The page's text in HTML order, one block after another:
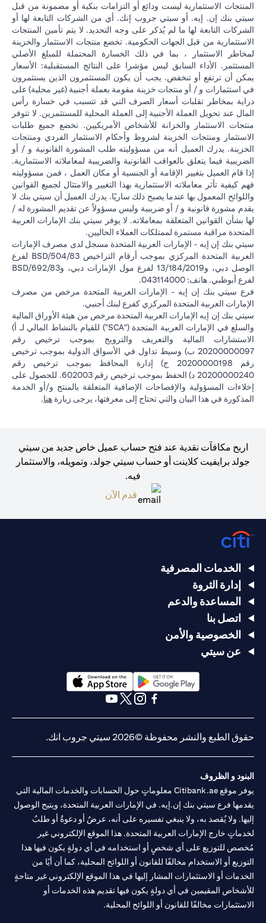
المنتجات الاستثمارية ليست ودائع أو التزامات بنكية أو مضمونة من قبل
سيتي بنك إن. إيه. أو سيتي جروب إنك. أي من الشركات التابعة لها أو
الشركات التابعة لها ما لم يُذكر على وجه التحديد. لا يتم تأمين المنتجات
الاستثمارية من قبل الجهات الحكومية. تخضع منتجات الاستثمار والخزينة
لمخاطر الاستثمار ، بما في ذلك الخسارة المحتملة للمبلغ الأصلي
المستثمر. الأداء السابق ليس مؤشرا على النتائج المستقبلية: الأسعار
يمكن أن ترتفع أو تنخفض. يجب أن يكون المستثمرون الذين يستثمرون
في استثمارات و / أو منتجات خزينة مقومة بعملة أجنبية (غير محلية) على
دراية بمخاطر تقلبات أسعار الصرف التي قد تتسبب في خسارة رأس
المال عند تحويل العملة الأجنبية إلى العملة المحلية للمستثمرين. لا تتوفر
منتجات الاستثمار والخزانة للأشخاص الأمريكيين. تخضع جميع طلبات
الاستثمار ومنتجات الخزينة لشروط وأحكام الاستثمار الفردي ومنتجات
الخزينة. يدرك العميل أنه من مسؤوليته طلب المشورة القانونية و / أو
الضريبية فيما يتعلق بالعواقب القانونية والضريبية لمعاملاته الاستثمارية.
إذا قام العميل بتغيير الإقامة أو الجنسية أو مكان العمل ، فمن مسؤوليته
فهم كيفية تأثر معاملاته الاستثمارية بهذا التغيير والامتثال لجميع القوانين
واللوائح المعمول بها عندما يصبح ذلك ساريًا. يدرك العميل أن سيتي بنك لا
يقدم مشورة قانونية و / أو ضريبية وليس مسؤولاً عن تقديم المشورة له /
لها بشأن القوانين المتعلقة بمعاملاته. لا يوفر سيتي بنك الإمارات العربية
المتحدة مراقبة مستمرة لممتلكات العملاء الحاليين.
سيتي بنك إن إيه - الإمارات العربية المتحدة مسجل لدى مصرف الإمارات
العربية المتحدة المركزي بموجب أرقام التراخيص BSD/504/83 لفرع
الوصل دبي، و13/184/2019 لفرع مول الإمارات دبي، وBSD/692/83
لفرع أبوظبي. هاتف: 043114000.
فرع سيتي بنك إن إيه - الإمارات العربية المتحدة مرخص من مصرف
الإمارات العربية المتحدة المركزي كفرع لبنك أجنبي.
سيتي بنك إن إيه الإمارات العربية المتحدة مرخص من هيئة الأوراق المالية
والسلع في الإمارات العربية المتحدة ("SCA") للقيام بالنشاط المالي لـ أ)
الاستشارات المالية والتعريف والترويج بموجب ترخيص رقم
20200000097 ب) وسيط تداول في الأسواق الدولية بموجب ترخيص
رقم 20200000198 ج) إدارة المحافظ بموجب ترخيص رقم
20200000240 د) الحفظ بموجب ترخيص رقم 602003. للحصول على
إخلاءات المسؤولية والإفصاحات الإضافية المتعلقة بالمنتج و/أو الخدمة
المذكورة في هذا البيان والتي تحتاج إلى معرفتها، يرجى زيارة هنا.
اربح مكافآت نقدية عند فتح حساب عميل خاص جديد من سيتي
جولد برايفيت كلاينت أو حساب سيتي جولد، وتمويله، والاستثمار
فيه.
قدم الآن
الخدمات المصرفية
إدارة الثروة
المساعدة والدعم
اتصل بنا
الخصوصية والأمن
عن سيتي
(opens in a new tab)
حقوق الطبع والنشر محفوظة ©2026 سيتي جروب انك.
البنود و الظروف
يوفر موقع Citibank.ae معلوماتٍ حول الحسابات والخدمات المالية التي
يقدمها فرع سيتي بنك إن.إيه. في الإمارات العربية المتحدة، ويتيح الوصول
إليها. ولا يُقصد به، ولا ينبغي تفسيره على أنه، عرضٌ أو دعوةٌ أو طلبٌ
لخدماتٍ خارج الإمارات العربية المتحدة. هذا الموقع الإلكتروني غير
مُخصص للتوزيع على أي شخصٍ أو استخدامه في أي دولةٍ يكون فيها هذا
التوزيع أو الاستخدام مخالفًا للقانون أو اللوائح المحلية، كما أن أيًا من
الخدمات أو الاستثمارات المشار إليها في هذا الموقع الإلكتروني غير متاحةٍ
للأشخاص المقيمين في أي دولةٍ يكون فيها تقديم هذه الخدمات أو
الاستثمارات مخالفًا للقانون أو اللوائح المحلية.